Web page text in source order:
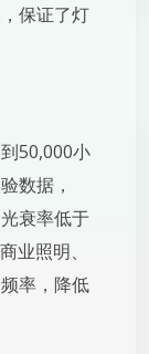
保证了灯
50,000小
数据，
衰率低于
业照明、
率，降低